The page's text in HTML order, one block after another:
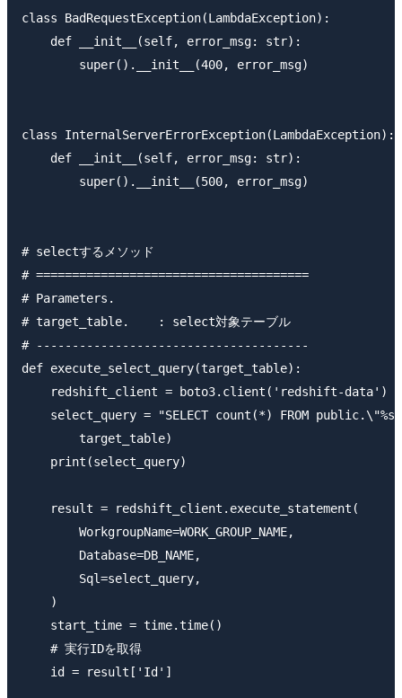
class BadRequestException(LambdaException):
    def __init__(self, error_msg: str):
        super().__init__(400, error_msg)
class InternalServerErrorException(LambdaException):
    def __init__(self, error_msg: str):
        super().__init__(500, error_msg)
# selectするメソッド
# ======================================
# Parameters.
# target_table.    : select対象テーブル
# --------------------------------------
def execute_select_query(target_table):
    redshift_client = boto3.client('redshift-data')
select_query = "SELECT count(*) FROM
        target_table)
    print(select_query)
    result = redshift_client.execute_statement(
        WorkgroupName=WORK_GROUP_NAME,
        Database=DB_NAME,
        Sql=select_query,
    )
    start_time = time.time()
    # 実行IDを取得
    id = result['Id']